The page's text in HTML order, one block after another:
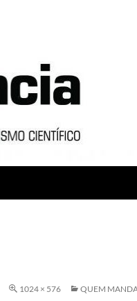
1024 × 576 QUEM